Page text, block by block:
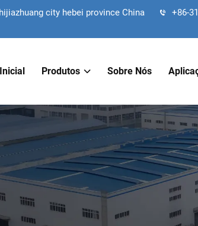
city hebei province China
+86-
Produtos Sobre Nós